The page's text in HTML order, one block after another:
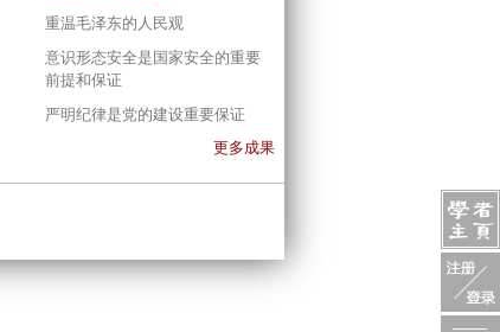
重温毛泽东的人民观
意识形态安全是国家安全的重要
前提和保证
严明纪律是党的建设重要保证
更多成果